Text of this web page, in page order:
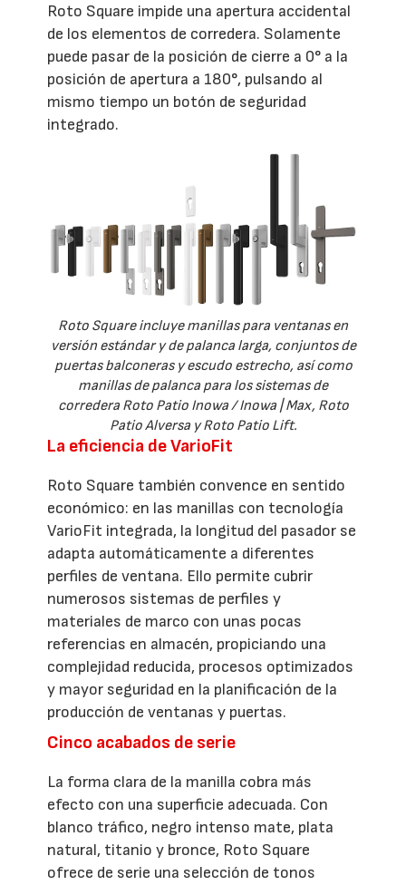
Roto Square impide una apertura accidental
de los elementos de corredera. Solamente
puede pasar de la posición de cierre a 0° a la
posición de apertura a 180°, pulsando al
mismo tiempo un botón de seguridad
integrado.
Roto Square incluye manillas para ventanas en
versión estándar y de palanca larga, conjuntos de
puertas balconeras y escudo estrecho, así como
manillas de palanca para los sistemas de
corredera Roto Patio Inowa / Inowa | Max, Roto
Patio Alversa y Roto Patio Lift.
La eficiencia de VarioFit
Roto Square también convence en sentido
económico: en las manillas con tecnología
VarioFit integrada, la longitud del pasador se
adapta automáticamente a diferentes
perfiles de ventana. Ello permite cubrir
numerosos sistemas de perfiles y
materiales de marco con unas pocas
referencias en almacén, propiciando una
complejidad reducida, procesos optimizados
y mayor seguridad en la planificación de la
producción de ventanas y puertas.
Cinco acabados de serie
La forma clara de la manilla cobra más
efecto con una superficie adecuada. Con
blanco tráfico, negro intenso mate, plata
natural, titanio y bronce, Roto Square
ofrece de serie una selección de tonos